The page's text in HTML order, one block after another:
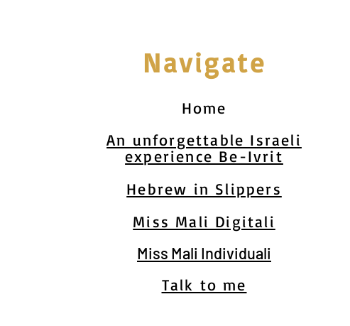
Navigate
Home
An unforgettable Israeli
experience Be-Ivrit
Hebrew in Slippers
Miss Mali Digitali
Miss Mali Individuali
Talk to me